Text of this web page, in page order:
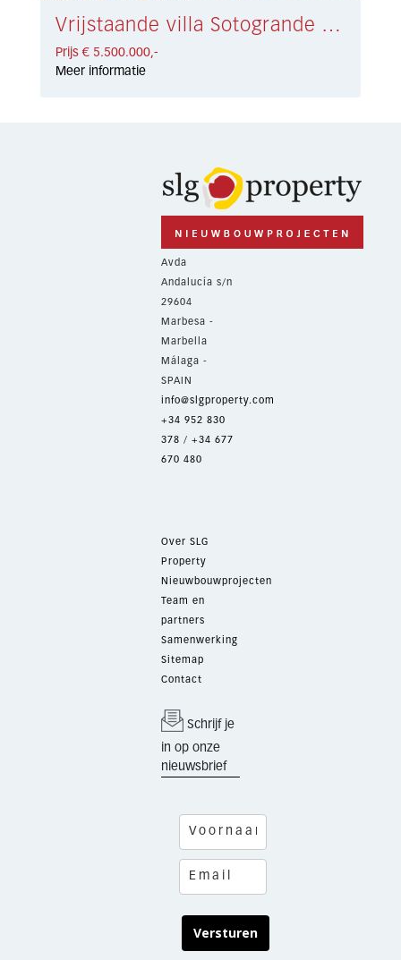
Vrijstaande villa Sotogrande Alto € 5.500.000,-
Prijs € 5.500.000,-
Meer informatie
Avda
Andalucía s/n
29604
Marbesa -
Marbella
Málaga -
SPAIN
info@slgproperty.com
+34 952 830
378 / +34 677
670 480
Over SLG
Property
Nieuwbouwprojecten
Team en
partners
Samenwerking
Sitemap
Contact
Schrijf je
in op onze
nieuwsbrief
Versturen